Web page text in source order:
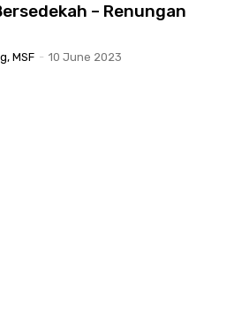
– Renungan
MSF - 10 June 2023